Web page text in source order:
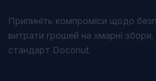
Припиніть компроміси щодо
витрати грошей на хмарні
стандарт Doconut.